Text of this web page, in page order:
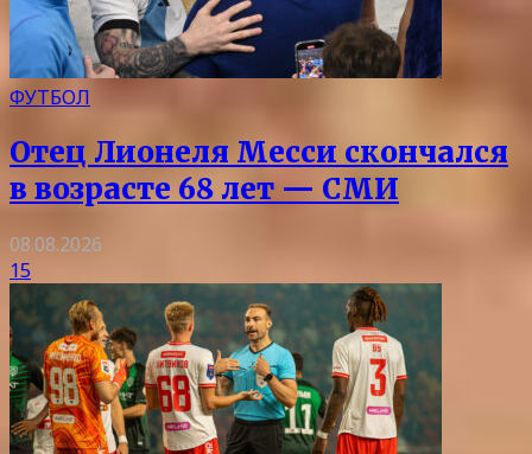
ФУТБОЛ
Отец Лионеля Месси скончался
в возрасте 68 лет — СМИ
08.08.2026
15